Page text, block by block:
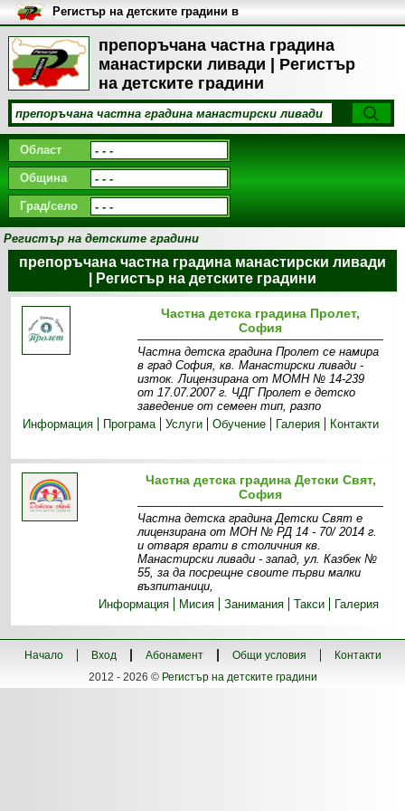
препоръчана частна градина
манастирски ливади | Регистър
на детските градини
Регистър на детските градини в
България
Област
Община
Град/село
Регистър на детските градини
препоръчана частна градина манастирски ливади
| Регистър на детските градини
Частна детска градина Пролет,
София
Частна детска градина Пролет се намира
в град София, кв. Манастирски ливади -
изток. Лицензирана от МОМН № 14-239
от 17.07.2007 г. ЧДГ Пролет е детско
заведение от семеен тип, разпо
Информация
Програма Услуги Обучение Галерия Контакти
Частна детска градина Детски Свят,
София
Частна детска градина Детски Свят е
лицензирана от МОН № РД 14 - 70/ 2014 г.
и отваря врати в столичния кв.
Манастирски ливади - запад, ул. Казбек №
55, за да посрещне своите първи малки
възпитаници,
Информация
Мисия Занимания Такси Галерия
Начало Вход Абонамент Общи условия
Контакти
2012 - 2026 © Регистър на детските градини